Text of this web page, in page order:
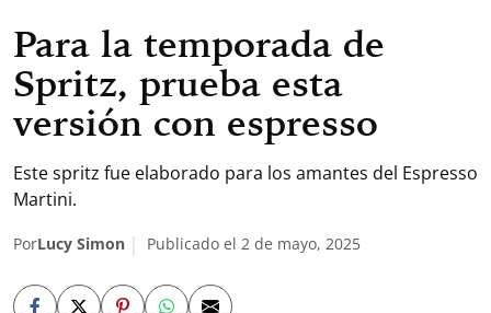
Para la temporada de
Spritz, prueba esta
versión con espresso
Este spritz fue elaborado para los amantes del Espresso
Martini.
PorLucy Simon Publicado el 2 de mayo, 2025